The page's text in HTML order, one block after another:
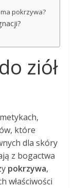
ma pokrzywa?
ziół
które
dla skóry
z bogactwa
pokrzywa,
właściwości